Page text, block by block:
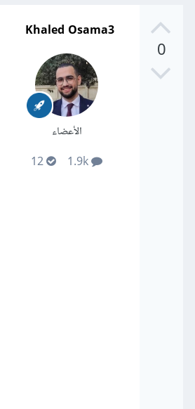
0
Khaled Osama3
الأعضاء